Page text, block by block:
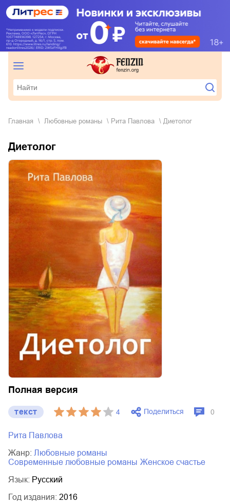
Главная любовные романы Рита Павлова Диетолог
Диетолог
Полная версия
текст 4 Поделиться 0
Рита Павлова
Жанр:
любовные романы
современные любовные романы
женское счастье
Язык: Русский
Год издания: 2016